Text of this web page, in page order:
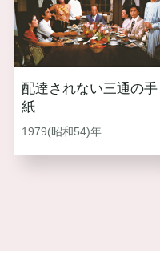
配達されない三通の手
紙
1979(昭和54)年